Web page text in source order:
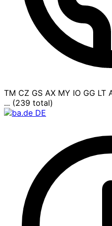
TM CZ GS AX MY IO GG LT
... (239 total)